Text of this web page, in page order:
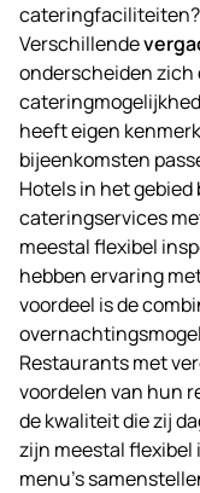
cateringfaciliteiten?
Verschillende
onderscheiden zich
heeft eigen
bijeenkomsten
Hotels in het
cateringservices
meestal flexibel
hebben ervaring
voordeel is de
Restaurants met
voordelen van hun
de kwaliteit die zij
zijn meestal flexibel
menu’s